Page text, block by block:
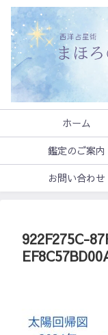
ホーム
鑑定のご案内
お問い合わせ
922F275C-